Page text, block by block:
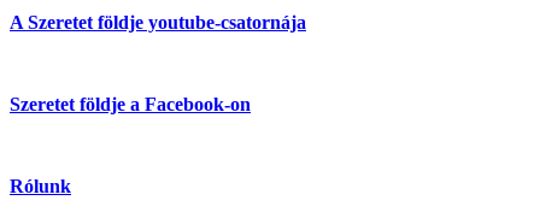
A Szeretet földje youtube-csatornája
Szeretet földje a Facebook-on
Rólunk